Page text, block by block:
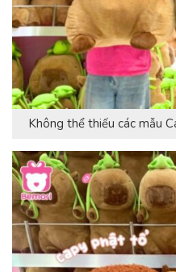
Không thể thiếu các mẫu